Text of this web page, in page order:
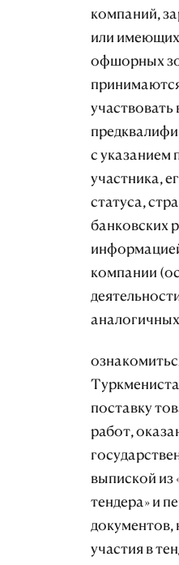
компаний,
или имеющих
офшорных
участвовать
с указанием
участника,
статуса,
банковских
компании
поставку
работ,
выпиской из
тендера» и
документов,
участия в